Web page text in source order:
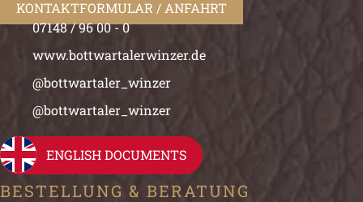
KONTAKTFORMULAR / ANFAHRT
07148 / 96 00 - 0
www.bottwartalerwinzer.de
@bottwartaler_winzer
@bottwartaler_winzer
ENGLISH DOCUMENTS
BESTELLUNG & BERATUNG